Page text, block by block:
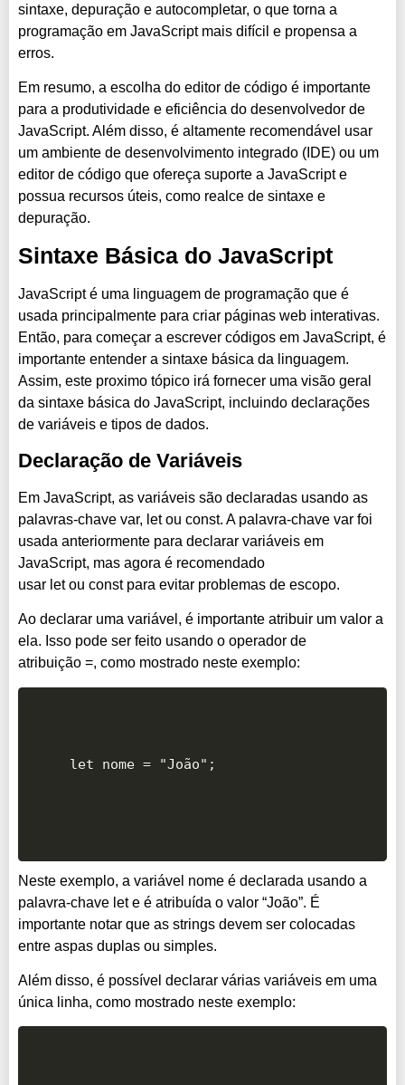
sintaxe, depuração e autocompletar, o que torna a
programação em JavaScript mais difícil e propensa a
erros.
Em resumo, a escolha do editor de código é importante
para a produtividade e eficiência do desenvolvedor de
JavaScript. Além disso, é altamente recomendável usar
um ambiente de desenvolvimento integrado (IDE) ou um
editor de código que ofereça suporte a JavaScript e
possua recursos úteis, como realce de sintaxe e
depuração.
Sintaxe Básica do JavaScript
JavaScript é uma linguagem de programação que é
usada principalmente para criar páginas web interativas.
Então, para começar a escrever códigos em JavaScript, é
importante entender a sintaxe básica da linguagem.
Assim, este proximo tópico irá fornecer uma visão geral
da sintaxe básica do JavaScript, incluindo declarações
de variáveis e tipos de dados.
Declaração de Variáveis
Em JavaScript, as variáveis são declaradas usando as
palavras-chave var, let ou const. A palavra-chave var foi
usada anteriormente para declarar variáveis em
JavaScript, mas agora é recomendado
usar let ou const para evitar problemas de escopo.
Ao declarar uma variável, é importante atribuir um valor a
ela. Isso pode ser feito usando o operador de
atribuição =, como mostrado neste exemplo:
let nome = "João";
Neste exemplo, a variável nome é declarada usando a
palavra-chave let e é atribuída o valor “João”. É
importante notar que as strings devem ser colocadas
entre aspas duplas ou simples.
Além disso, é possível declarar várias variáveis em uma
única linha, como mostrado neste exemplo: